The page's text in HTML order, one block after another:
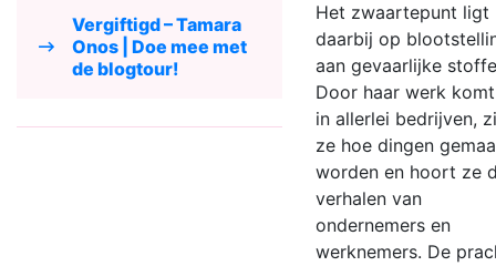
Vergiftigd – Tamara
Onos | Doe mee met
de blogtour!
Het zwaartepunt ligt
daarbij op
aan gevaarlijke
Door haar werk
in allerlei bedrijven,
ze hoe dingen
worden en hoort ze
verhalen van
ondernemers en
werknemers. De